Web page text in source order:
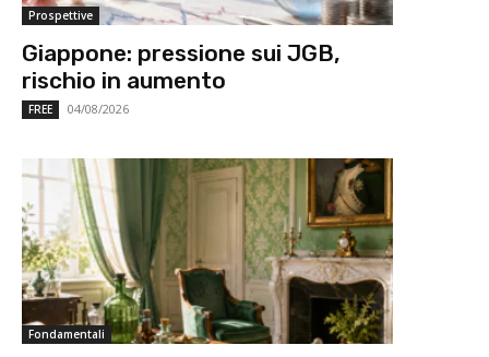
Prospettive
Giappone: pressione sui JGB,
rischio in aumento
FREE 04/08/2026
Fondamentali